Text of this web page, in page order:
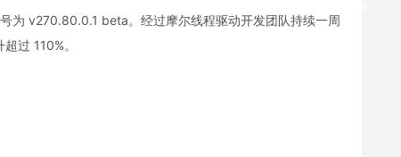
为 v270.80.0.1 beta。经过摩尔线程驱动开发团队持续一周
过 110%。